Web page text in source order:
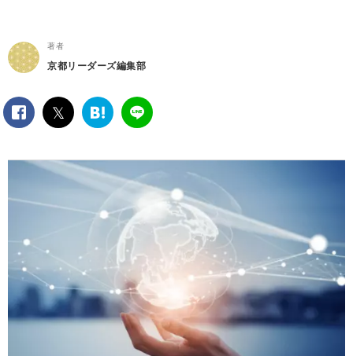
著者
京都リーダーズ編集部
facebook
twitterは
ブ
ク
マ
ク
LINE